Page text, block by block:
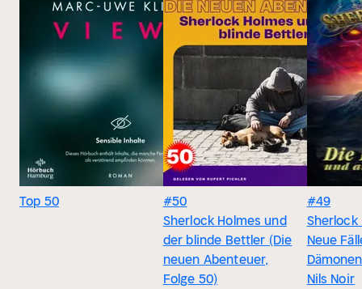
Top 50
#50
Sherlock Holmes und
der blinde Bettler (Die
neuen Abenteuer,
Folge 50)
#49
Sherlock
Neue
Nils Noir